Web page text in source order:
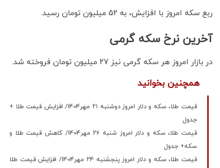
ربع سکه امروز با افزایش، به 52 میلیون تومان رسید.
آخرین نرخ سکه گرمی
در بازار امروز هر سکه گرمی نیز 27 میلیون تومان فروخته شد.
همچنین بخوانید
قیمت طلا، سکه و دلار امروز دوشنبه ۲۱ مهر1404/ افزایش قیمت‌ طلا +
جدول
قیمت طلا، سکه و دلار امروز شنبه ۲۶ مهر1404/ کاهش قیمت طلا و
سکه+ جدول
قیمت طلا، سکه و دلار امروز پنجشنبه ۲۴ مهر1404/ افزایش قیمت‌ طلا